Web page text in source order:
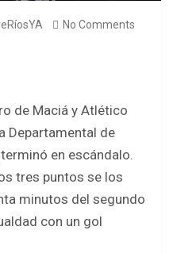
No Comments
de Maciá y Atlético
Departamental de
en escándalo.
tres puntos se los
minutos del segundo
con un gol